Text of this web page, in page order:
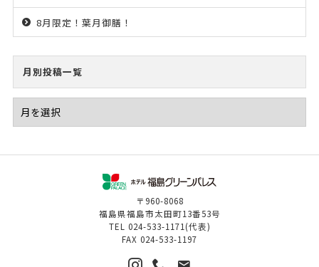
8月限定！葉月御膳！
月別投稿一覧
〒960-8068
福島県福島市太田町13番53号
TEL 024-533-1171 (代表)
FAX 024-533-1197